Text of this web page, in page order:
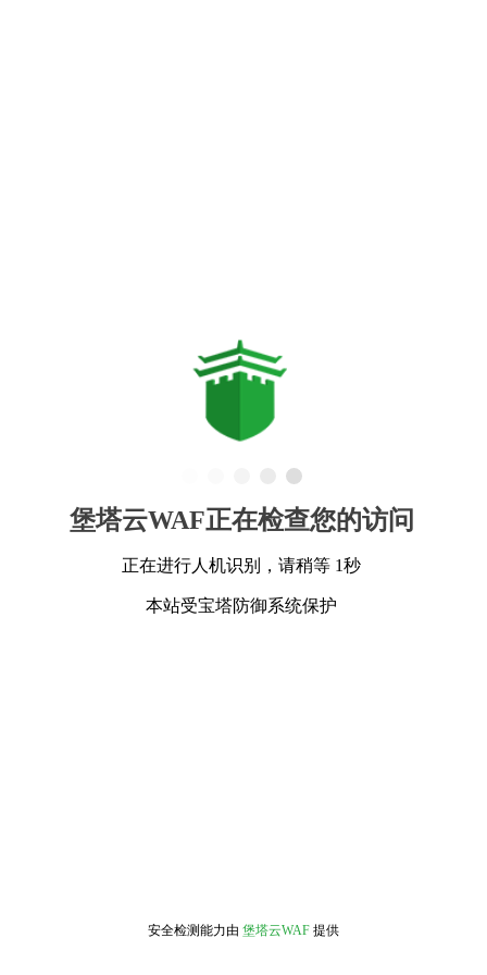
堡塔云WAF正在检查您的访问
正在进行人机识别，请稍等 1秒
本站受宝塔防御系统保护
安全检测能力由 堡塔云WAF 提供